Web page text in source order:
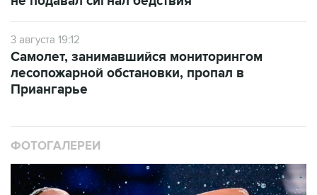
3 августа 19:12
Самолет, занимавшийся мониторингом
лесопожарной обстановки, пропал в
Приангарье
ФОТОГАЛЕРЕИ